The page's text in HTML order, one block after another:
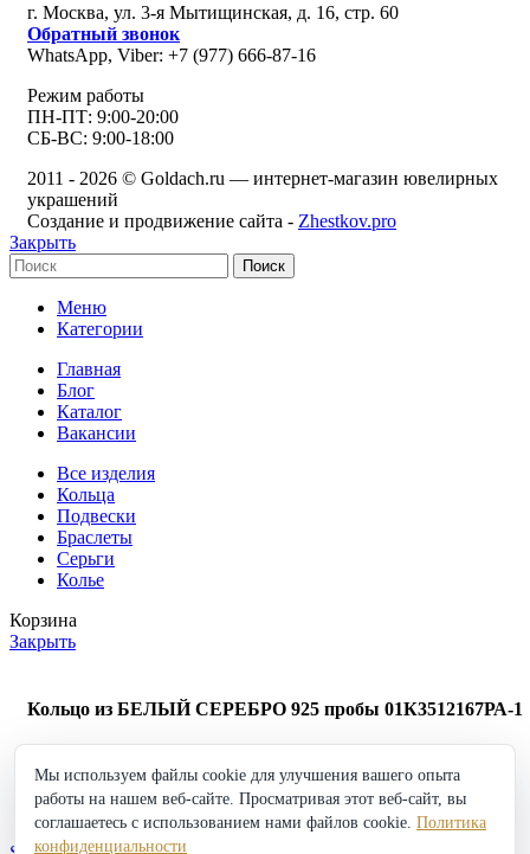
г. Москва, ул. 3-я Мытищинская, д. 16, стр. 60
Обратный звонок
WhatsApp, Viber: +7 (977) 666-87-16
Режим работы
ПН-ПТ: 9:00-20:00
СБ-ВС: 9:00-18:00
2011 - 2026 © Goldach.ru — интернет-магазин ювелирных
украшений
Создание и продвижение сайта - Zhestkov.pro
Закрыть
Поиск
Меню
Категории
Главная
Блог
Каталог
Вакансии
Все изделия
Кольца
Подвески
Браслеты
Серьги
Колье
Корзина
Закрыть
Кольцо из БЕЛЫЙ СЕРЕБРО 925 пробы 01К3512167РА-1
Кольцо
из
БЕЛЫЙ
СЕРЕБРО
в корзину Купить
Добавить в избранное
Мы используем файлы cookie для улучшения вашего опыта
работы на нашем веб-сайте. Просматривая этот веб-сайт, вы
соглашаетесь с использованием нами файлов cookie. Политика
конфиденциальности